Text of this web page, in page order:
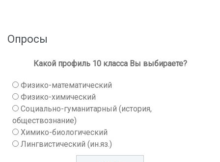
Опросы
Какой профиль 10 класса Вы выбираете?
Физико-математический
Физико-химический
Социально-гуманитарный (история,
обществознание)
Химико-биологический
Лингвистический (ин.яз.)